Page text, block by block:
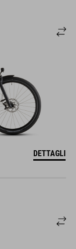
DETTAGLI